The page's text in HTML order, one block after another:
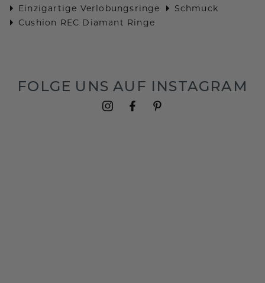
Einzigartige Verlobungsringe
Schmuck
Cushion REC Diamant Ringe
FOLGE UNS AUF INSTAGRAM